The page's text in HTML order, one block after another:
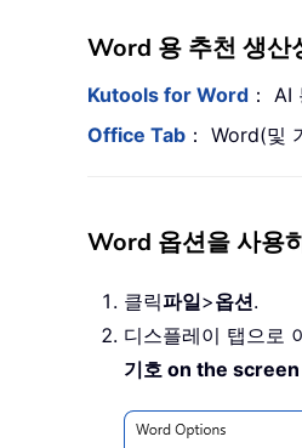
Word 용 추천 생산
Kutools for Word ： AI
Office Tab ： Word(및
Word 옵션을 사용
클릭파일>옵션.
디스플레이 탭으로
기호 on the screen